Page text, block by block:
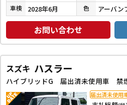
車検 2028年6月 色
お問い合わせ
スズキ ハスラー
届出済未使用